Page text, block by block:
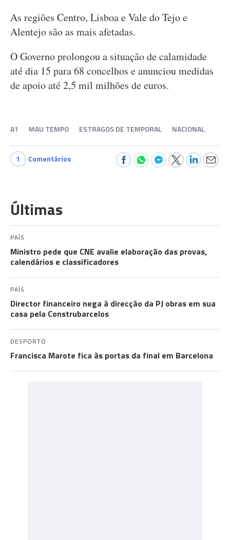
As regiões Centro, Lisboa e Vale do Tejo e
Alentejo são as mais afetadas.
O Governo prolongou a situação de calamidade
até dia 15 para 68 concelhos e anunciou medidas
de apoio até 2,5 mil milhões de euros.
A1 MAU TEMPO ESTRAGOS DE TEMPORAL NACIONAL
1 Comentários
Últimas
PAÍS
Ministro pede que CNE avalie elaboração das provas,
calendários e classificadores
PAÍS
Director financeiro nega à direcção da PJ obras em sua
casa pela Construbarcelos
DESPORTO
Francisca Marote fica às portas da final em Barcelona